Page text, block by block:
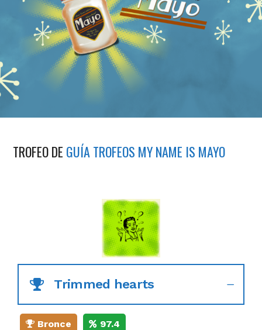
TROFEO DE GUÍA TROFEOS MY NAME IS MAYO
Trimmed hearts
Bronce 97.4